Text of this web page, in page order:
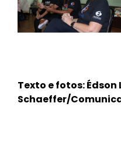
Texto e fotos: Édson
Schaeffer/